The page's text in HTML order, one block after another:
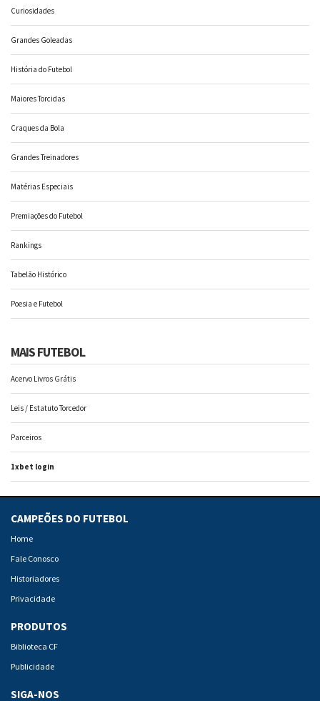
Curiosidades
Grandes Goleadas
História do Futebol
Maiores Torcidas
Craques da Bola
Grandes Treinadores
Matérias Especiais
Premiações do Futebol
Rankings
Tabelão Histórico
Poesia e Futebol
MAIS FUTEBOL
Acervo Livros Grátis
Leis / Estatuto Torcedor
Parceiros
1xbet login
CAMPEÕES DO FUTEBOL
Home
Fale Conosco
Historiadores
Privacidade
PRODUTOS
Biblioteca CF
Publicidade
SIGA-NOS